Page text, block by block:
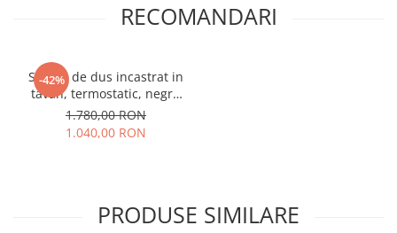
RECOMANDARI
-42%
Sistem de dus incastrat in
tavan, termostatic, negru
mat, tip cascada
1.780,00 RON
1.040,00 RON
PRODUSE SIMILARE